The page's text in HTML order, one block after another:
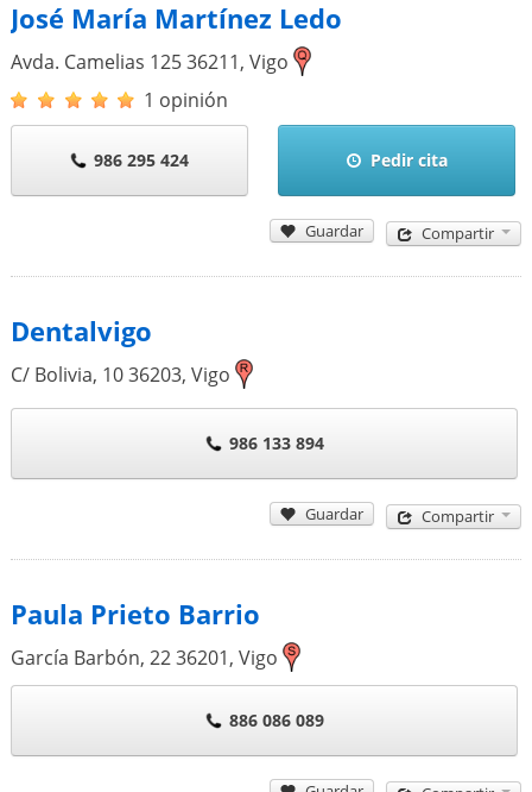
José María Martínez Ledo
Avda. Camelias 12536211, Vigo
1 opinión
986 295 424 Pedir cita
Guardar Compartir
Dentalvigo
C/ Bolivia, 1036203, Vigo
986 133 894
Guardar Compartir
Paula Prieto Barrio
García Barbón, 2236201, Vigo
886 086 089